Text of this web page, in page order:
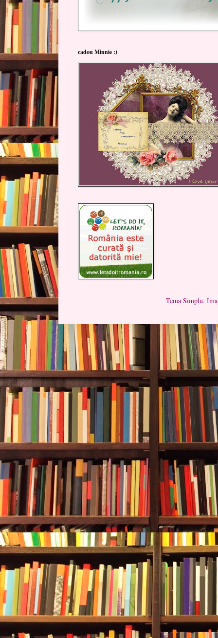
cadou Minnie :)
Tema Simplu.